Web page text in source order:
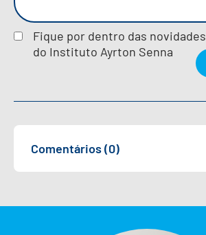
Fique por dentro das novidades
do Instituto Ayrton Senna
Comentários (0)